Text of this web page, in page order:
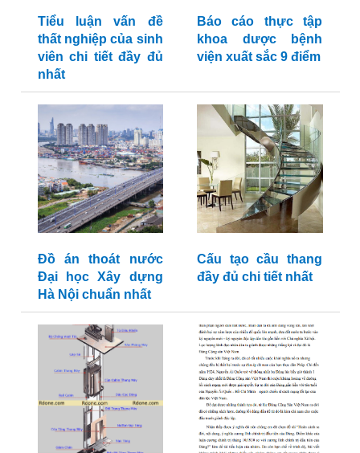
Tiểu luận vấn đề
thất nghiệp của sinh
viên chi tiết đầy đủ
nhất
Báo cáo thực tập
khoa dược bệnh
viện xuất sắc 9 điểm
Đồ án thoát nước
Đại học Xây dựng
Hà Nội chuẩn nhất
Cấu tạo cầu thang
đầy đủ chi tiết nhất